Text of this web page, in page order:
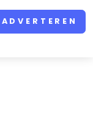
ADVERTEREN